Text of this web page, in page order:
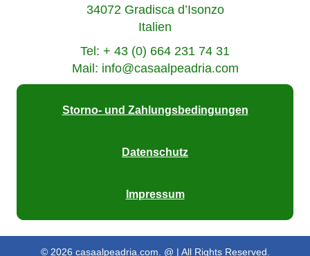
34072 Gradisca d’Isonzo
Italien
Tel: + 43 (0) 664 231 74 31
Mail: info@casaalpeadria.com
Storno- und Zahlungsbedingungen
Datenschutz
Impressum
© 2026 casaalpeadria.com. @ | All Rights Reserved.